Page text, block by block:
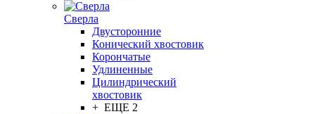
Сверла
Двусторонние
Конический хвостовик
Корончатые
Удлиненные
Цилиндрический
хвостовик
+ ЕЩЕ 2